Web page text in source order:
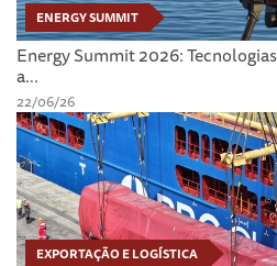
ENERGY SUMMIT
Energy Summit 2026:
a...
22/06/26
EXPORTAÇÃO E LOGÍSTICA